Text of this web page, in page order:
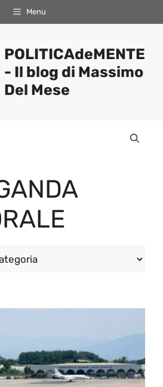
Menu
POLITICAdeMENTE
- Il blog di Massimo
Del Mese